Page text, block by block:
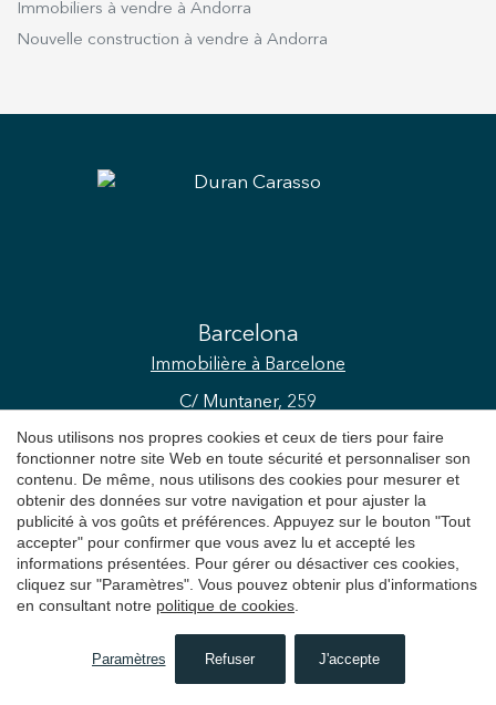
RECHERCHER
Immobiliers à vendre à Andorra
Nouvelle construction à vendre à Andorra
Barcelona
Immobilière à Barcelone
C/ Muntaner, 259
Barcelona
+34 931 595 125
Sitges
Immobilièreà Sitges
Avda. Camí Capellans, 73
+34 935 178 067
Nous utilisons nos propres cookies et ceux de tiers pour faire
fonctionner notre site Web en toute sécurité et personnaliser son
contenu. De même, nous utilisons des cookies pour mesurer et
obtenir des données sur votre navigation et pour ajuster la
publicité à vos goûts et préférences. Appuyez sur le bouton "Tout
accepter" pour confirmer que vous avez lu et accepté les
informations présentées. Pour gérer ou désactiver ces cookies,
cliquez sur "Paramètres". Vous pouvez obtenir plus d'informations
en consultant notre politique de cookies.
Paramètres Refuser J'accepte